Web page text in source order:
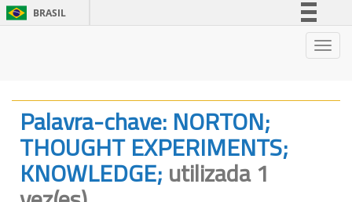
BRASIL
Legislação
Canais
Palavra-chave: NORTON;
THOUGHT EXPERIMENTS;
KNOWLEDGE; utilizada 1